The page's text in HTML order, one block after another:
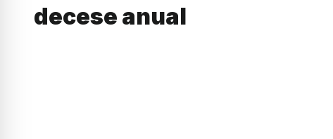
decese anual